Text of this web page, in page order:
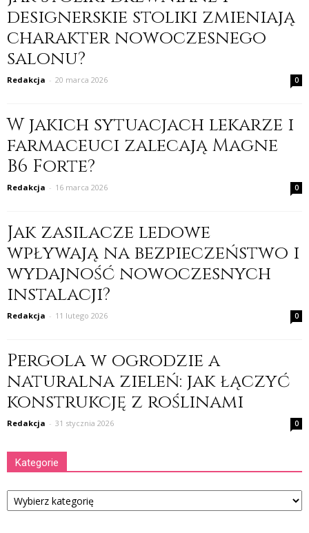
designerskie stoliki zmieniają
charakter nowoczesnego
salonu?
Redakcja - 20 marca 2026 0
W jakich sytuacjach lekarze i
farmaceuci zalecają Magne
B6 Forte?
Redakcja - 16 marca 2026 0
Jak zasilacze ledowe
wpływają na bezpieczeństwo i
wydajność nowoczesnych
instalacji?
Redakcja - 11 lutego 2026 0
Pergola w ogrodzie a
naturalna zieleń: jak łączyć
konstrukcję z roślinami
Redakcja - 31 stycznia 2026 0
Kategorie
Kategorie